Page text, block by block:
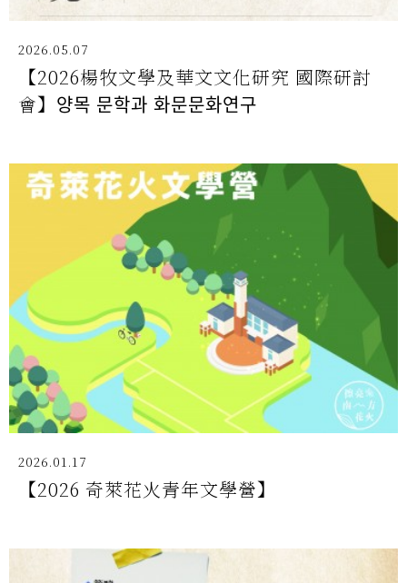
2026.05.07
【2026楊牧文學及華文文化研究 國際研討
會】양목 문학과 화문문화연구
2026.01.17
【2026 奇萊花火青年文學營】